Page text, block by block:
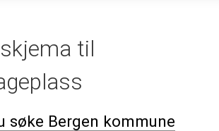
til
søke Bergen kommune